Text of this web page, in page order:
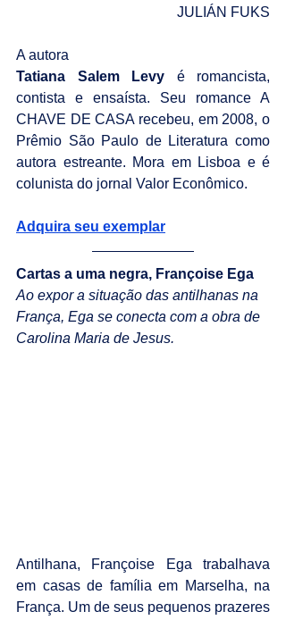
JULIÁN FUKS
A autora
Tatiana Salem Levy é romancista,
contista e ensaísta. Seu romance A
CHAVE DE CASA recebeu, em 2008, o
Prêmio São Paulo de Literatura como
autora estreante. Mora em Lisboa e é
colunista do jornal Valor Econômico.
Adquira seu exemplar
Cartas a uma negra, Françoise Ega
Ao expor a situação das antilhanas na
França, Ega se conecta com a obra de
Carolina Maria de Jesus.
Antilhana, Françoise Ega trabalhava
em casas de família em Marselha, na
França. Um de seus pequenos prazeres